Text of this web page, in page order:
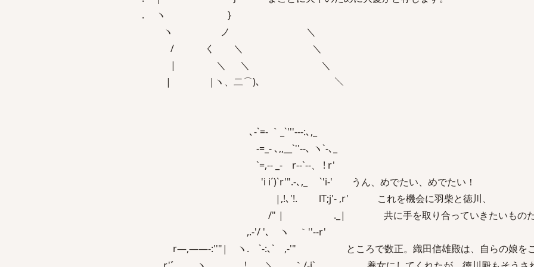
. ヽ }
ヽ ノ ＼
/ く ＼ ＼
| ＼ ＼ ＼
| |ヽ、二⌒)､ ＼
､-`=- ｀_`'''‐--:､,_
-=_- ､,,__`''‐-､ ヽ`‐､_
`=,‐- _- r‐-`‐-、 ! r'
'i i´)`r'".-､,_ `'i‐' うん、めでたい、めでたい！
|,!､'!. lT;j'‐ ,r' これを機会に羽柴と徳川、
/" | ._| 共に手を取り合っていきたいものだ
,.-'/ '､ ヽ ｀''‐-r'
r―,――‐:''"| ヽ. `‐:､` ,-'" ところで数正。織田信雄殿は、自らの娘をこ